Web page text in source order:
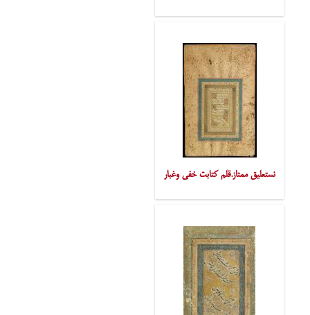
نستعلیق ممتاز.قلم کتابت خفی وغبار